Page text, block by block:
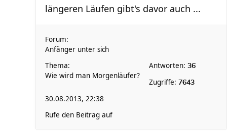
längeren Läufen gibt's davor auch ...
Forum:
Anfänger unter sich
Thema:
Wie wird man Morgenläufer?
Antworten: 36
Zugriffe: 7643
30.08.2013, 22:38
Rufe den Beitrag auf